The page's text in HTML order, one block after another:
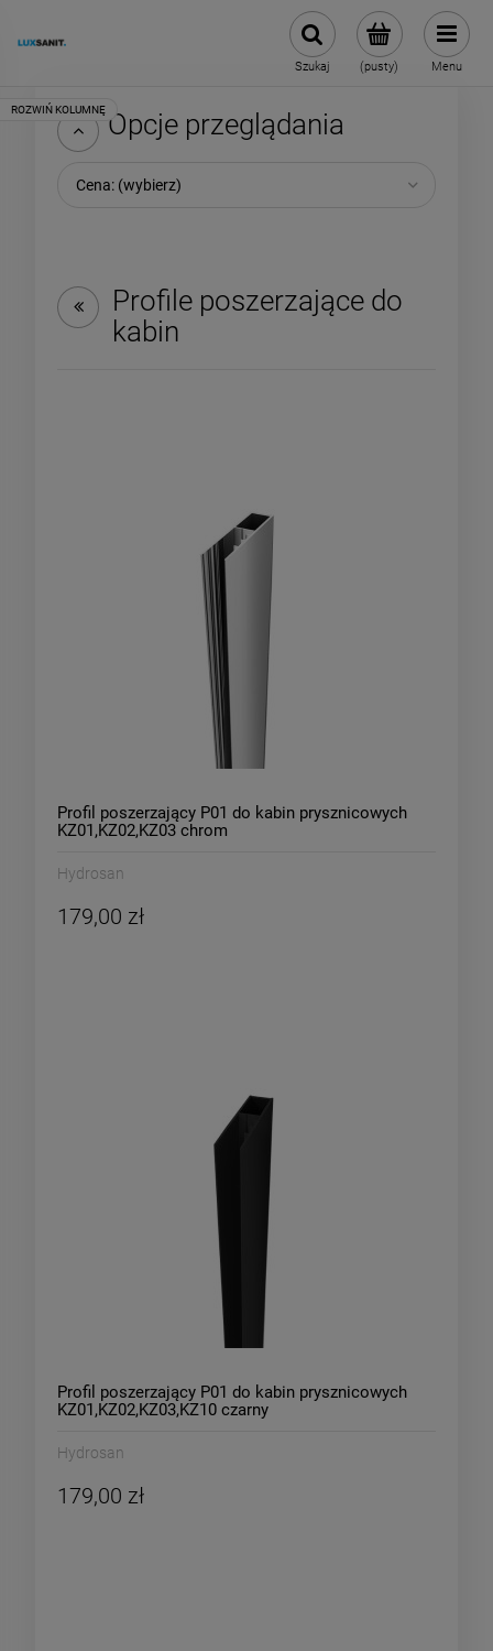
(pusty)
Szukaj Menu
Opcje przeglądania
Cena: (wybierz)
Profile poszerzające do
kabin
Profil poszerzający P01 do kabin prysznicowych
KZ01,KZ02,KZ03 chrom
Hydrosan
179,00 zł
Profil poszerzający P01 do kabin prysznicowych
KZ01,KZ02,KZ03,KZ10 czarny
Hydrosan
179,00 zł